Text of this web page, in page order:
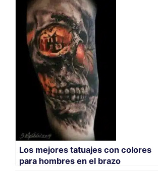
Los mejores tatuajes con colores
para hombres en el brazo